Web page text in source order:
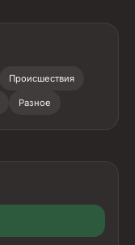
Происшествия
Разное